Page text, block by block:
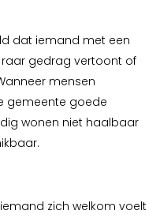
dat iemand met een
gedrag vertoont of
mensen
gemeente goede
wonen niet haalbaar
zich welkom voelt